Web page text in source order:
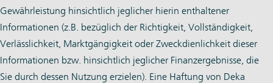
Gewährleistung hinsichtlich jeglicher hierin enthaltener
Informationen (z.B. bezüglich der Richtigkeit, Vollständigkeit,
Verlässlichkeit, Marktgängigkeit oder Zweckdienlichkeit dieser
Informationen bzw. hinsichtlich jeglicher Finanzergebnisse, die
Sie durch dessen Nutzung erzielen). Eine Haftung von Deka